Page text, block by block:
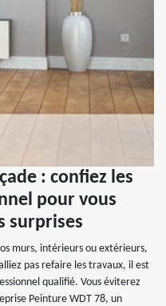
: confiez les
pour vous
surprises
murs, intérieurs ou extérieurs,
pas refaire les travaux, il est
qualifié. Vous éviterez
Peinture WDT 78, un